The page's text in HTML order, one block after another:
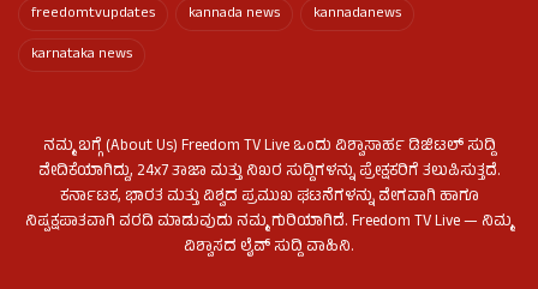
freedomtvupdates
kannada news
kannadanews
karnataka news
ನಮ್ಮ ಬಗ್ಗೆ (About Us) Freedom TV Live ಒಂದು ವಿಶ್ವಾಸಾರ್ಹ ಡಿಜಿಟಲ್ ಸುದ್ದಿ
ವೇದಿಕೆಯಾಗಿದ್ದು, 24x7 ತಾಜಾ ಮತ್ತು ನಿಖರ ಸುದ್ದಿಗಳನ್ನು ಪ್ರೇಕ್ಷಕರಿಗೆ ತಲುಪಿಸುತ್ತದೆ.
ಕರ್ನಾಟಕ, ಭಾರತ ಮತ್ತು ವಿಶ್ವದ ಪ್ರಮುಖ ಘಟನೆಗಳನ್ನು ವೇಗವಾಗಿ ಹಾಗೂ
ನಿಷ್ಪಕ್ಷಪಾತವಾಗಿ ವರದಿ ಮಾಡುವುದು ನಮ್ಮ ಗುರಿಯಾಗಿದೆ. Freedom TV Live — ನಿಮ್ಮ
ವಿಶ್ವಾಸದ ಲೈವ್ ಸುದ್ದಿ ವಾಹಿನಿ.